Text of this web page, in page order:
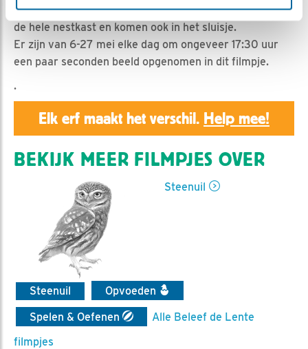
Dan opeens beginnen de kuikens te lopen/rennen door
de hele nestkast en komen ook in het sluisje.
Er zijn van 6-27 mei elke dag om ongeveer 17:30 uur
een paar seconden beeld opgenomen in dit filmpje.
.
Elk erf maakt het verschil. Help mee!
BEKIJK MEER FILMPJES OVER
Steenuil
Steenuil
Opvoeden
Spelen & Oefenen
Alle Beleef de Lente
filmpjes